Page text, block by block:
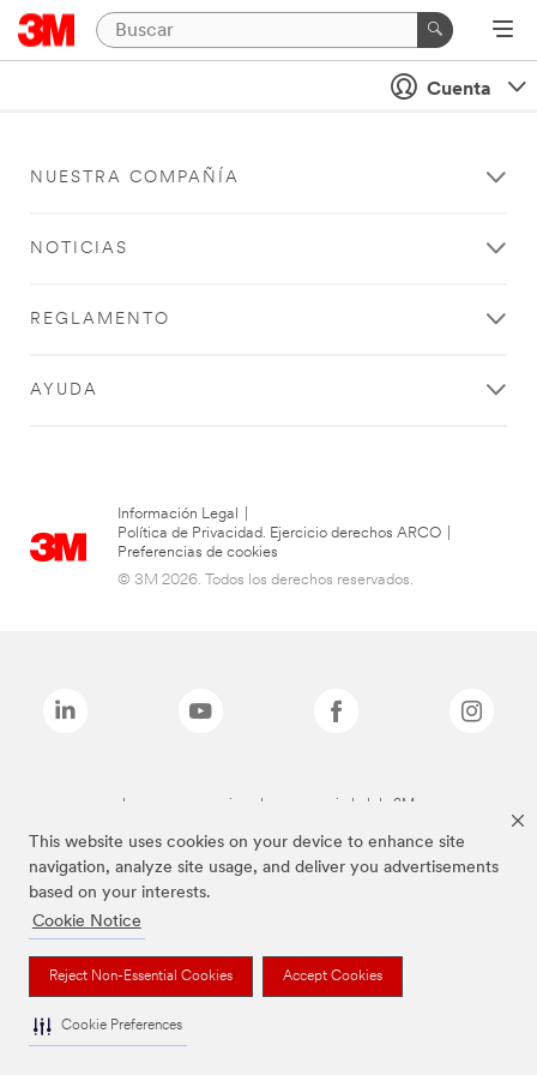
This website uses cookies on your device to enhance site
navigation, analyze site usage, and deliver you advertisements
based on your interests.
Cookie Notice
Reject Non-Essential Cookies Accept Cookies
Cookie Preferences
Cuenta
NUESTRA COMPAÑÍA
NOTICIAS
REGLAMENTO
AYUDA
Información Legal
Política de Privacidad. Ejercicio derechos ARCO
Preferencias de cookies
© 3M 2026. Todos los derechos reservados.
Las marcas mencionadas son propiedad de 3M